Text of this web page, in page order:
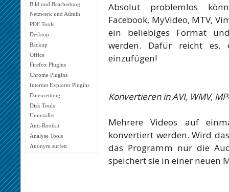
Bild und Bearbeitung
Netzwerk und Admin
PDF Tools
Desktop
Backup
Office
Firefox Plugins
Chrome Plugins
Internet Explorer Plugins
Datenrettung
Disk Tools
Uninstaller
Anti-Rootkit
Analyse Tools
Anonym surfen
Absolut problemlos
Facebook, MyVideo, MTV,
ein beliebiges Format
werden. Dafür reicht es,
einzufügen!
Konvertieren in AVI, WMV,
Mehrere Videos auf
konvertiert werden. Wird
das Programm nur die
speichert sie in einer neuen